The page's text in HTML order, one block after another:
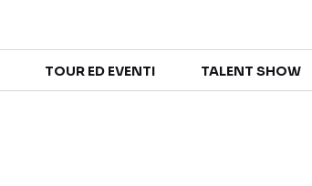
TOUR ED EVENTI TALENT SHOW